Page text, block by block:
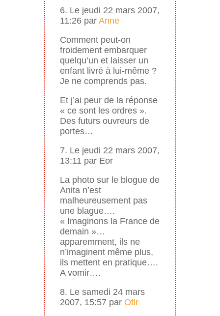
6. Le jeudi 22 mars 2007,
11:26 par Anne
Comment peut-on
froidement embarquer
quelqu’un et laisser un
enfant livré à lui-même ?
Je ne comprends pas.
Et j’ai peur de la réponse
« ce sont les ordres ».
Des futurs ouvreurs de
portes…
7. Le jeudi 22 mars 2007,
13:11 par Eor
La photo sur le blogue de
Anita n’est
malheureusement pas
une blague….
« Imaginons la France de
demain »…
apparemment, ils ne
n’imaginent même plus,
ils mettent en pratique….
A vomir….
8. Le samedi 24 mars
2007, 15:57 par Otir